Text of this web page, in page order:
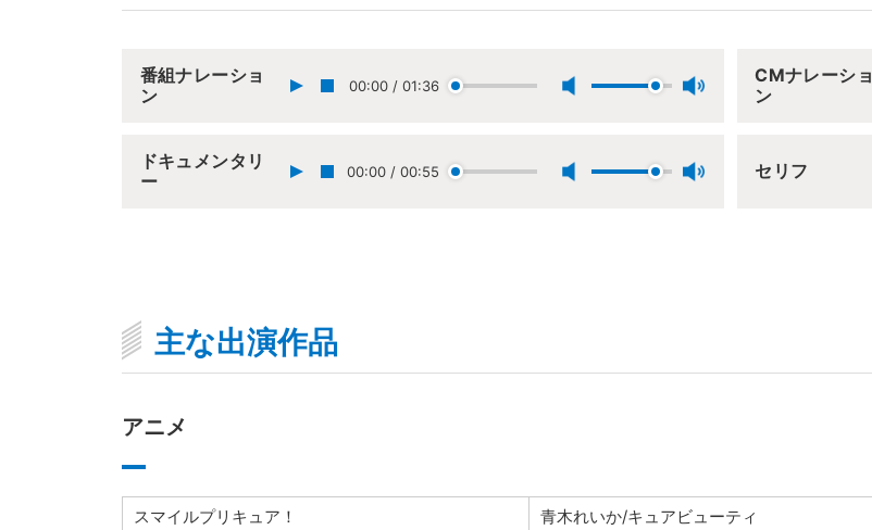
番組ナレーショ
ン
00:00 / 01:36
CMナレーショ
ン
ドキュメンタリ
ー
00:00 / 00:55 セリフ
主な出演作品
アニメ
スマイルプリキュア！
青木れいか/キュアビューティ